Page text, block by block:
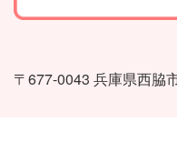
〒677-0043 兵庫県西脇